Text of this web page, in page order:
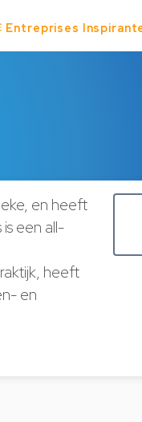
Entreprises
en heeft
een all-
heeft
en